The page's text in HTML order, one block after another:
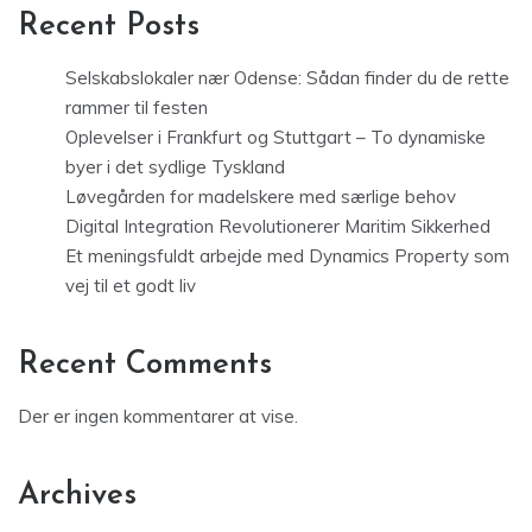
Recent Posts
Selskabslokaler nær Odense: Sådan finder du de rette
rammer til festen
Oplevelser i Frankfurt og Stuttgart – To dynamiske
byer i det sydlige Tyskland
Løvegården for madelskere med særlige behov
Digital Integration Revolutionerer Maritim Sikkerhed
Et meningsfuldt arbejde med Dynamics Property som
vej til et godt liv
Recent Comments
Der er ingen kommentarer at vise.
Archives